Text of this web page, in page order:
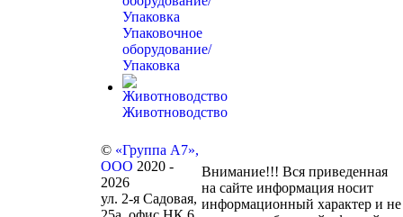
Упаковочное
оборудование/
Упаковка
Животноводство
© «Группа А7»,
ООО 2020 -
2026
ул. 2-я Садовая,
Внимание!!! Вся приведенная
на сайте информация носит
информационный характер и не